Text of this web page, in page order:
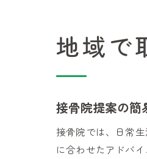
地域で
接骨院提案の簡
接骨院では、日常
に合わせたアドバ